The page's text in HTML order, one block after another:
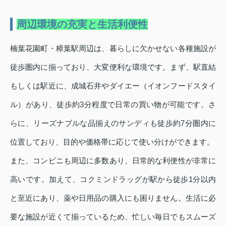
周辺環境の充実と生活利便性
楠葉花園町・樟葉駅周辺は、暮らしに欠かせない各種施設が
徒歩圏内に揃っており、大変便利な環境です。まず、駅直結
もしくは駅近に、成城石井やダイエー（イオンフードスタイ
ル）があり、徒歩約3分程度で日常の買い物が可能です。さ
らに、リーズナブルな品揃えのサンディも徒歩約7分圏内に
位置しており、目的や価格帯に応じて使い分けができます。
また、コンビニも周辺に多数あり、日常的な利便性が非常に
高いです。加えて、コクミンドラッグが駅から徒歩1分以内
と至近にあり、薬や日用品の購入にも困りません。生活に必
要な施設が近くて揃っているため、忙しい毎日でもスムーズ